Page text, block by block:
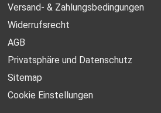
Versand- & Zahlungsbedingungen
Widerrufsrecht
AGB
Privatsphäre und Datenschutz
Sitemap
Cookie Einstellungen